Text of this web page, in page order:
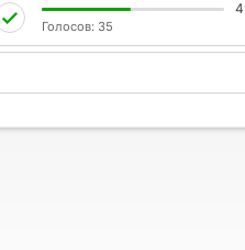
Голосов: 35